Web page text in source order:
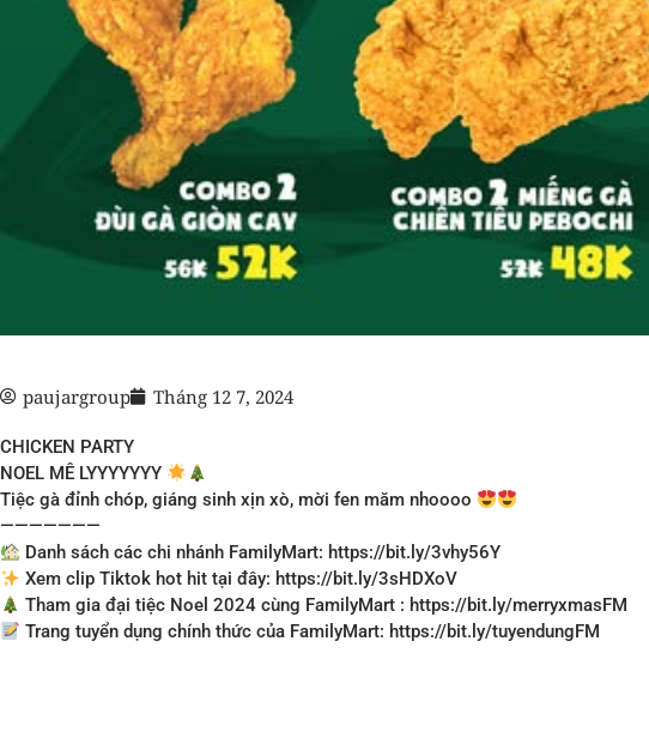
paujargroup Tháng 12 7, 2024
CHICKEN PARTY
NOEL MÊ LYYYYYYY
Tiệc gà đỉnh chóp, giáng sinh xịn xò, mời fen măm nhoooo
———————
Danh sách các chi nhánh FamilyMart: https://bit.ly/3vhy56Y
Xem clip Tiktok hot hit tại đây: https://bit.ly/3sHDXoV
Tham gia đại tiệc Noel 2024 cùng FamilyMart : https://bit.ly/merryxmasFM
Trang tuyển dụng chính thức của FamilyMart: https://bit.ly/tuyendungFM